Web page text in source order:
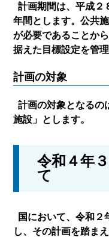
計画期間は、平成２
年間とします。公共
が必要であることか
据えた目標設定を管
計画の対象
計画の対象となるの
施設」とします。
令和４年
て
国において、令和２
し、その計画を踏ま